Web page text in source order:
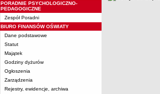
PORADNIE PSYCHOLOGICZNO-
PEDAGOGICZNE
Zespół Poradni
BIURO FINANSÓW OŚWIATY
Dane podstawowe
Statut
Majątek
Godziny dyżurów
Ogłoszenia
Zarządzenia
Rejestry, ewidencje, archiwa